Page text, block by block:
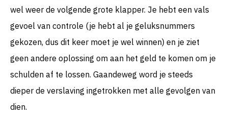
wel weer de volgende grote klapper. Je hebt een vals
gevoel van controle (je hebt al je geluksnummers
gekozen, dus dit keer moet je wel winnen) en je ziet
geen andere oplossing om aan het geld te komen om je
schulden af te lossen. Gaandeweg word je steeds
dieper de verslaving ingetrokken met alle gevolgen van
dien.